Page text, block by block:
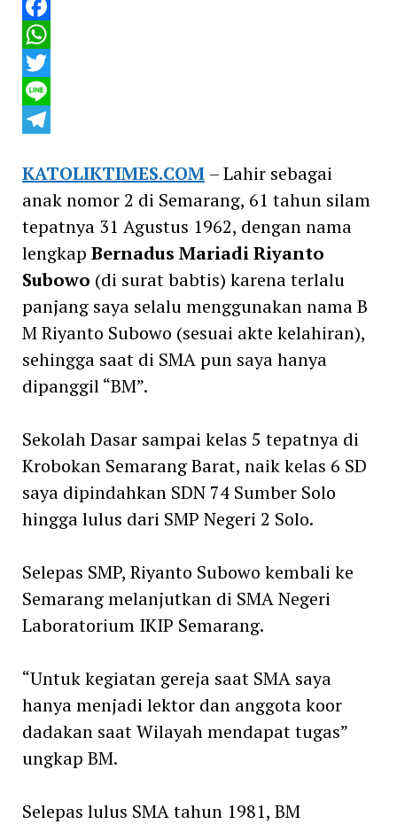
Facebook
WhatsApp
Twitter
Line
KATOLIKTIMES.COM – Lahir sebagai
anak nomor 2 di Semarang, 61 tahun silam
tepatnya 31 Agustus 1962, dengan nama
lengkap Bernadus Mariadi Riyanto
Subowo (di surat babtis) karena terlalu
panjang saya selalu menggunakan nama B
M Riyanto Subowo (sesuai akte kelahiran),
sehingga saat di SMA pun saya hanya
dipanggil “BM”.
Sekolah Dasar sampai kelas 5 tepatnya di
Krobokan Semarang Barat, naik kelas 6 SD
saya dipindahkan SDN 74 Sumber Solo
hingga lulus dari SMP Negeri 2 Solo.
Selepas SMP, Riyanto Subowo kembali ke
Semarang melanjutkan di SMA Negeri
Laboratorium IKIP Semarang.
“Untuk kegiatan gereja saat SMA saya
hanya menjadi lektor dan anggota koor
dadakan saat Wilayah mendapat tugas”
ungkap BM.
Selepas lulus SMA tahun 1981, BM